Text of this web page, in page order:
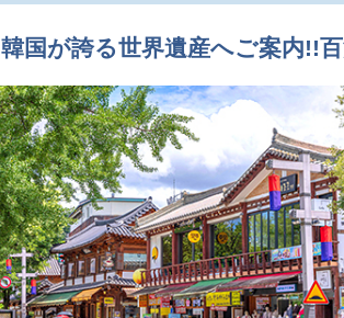
韓国が誇る世界遺産へご案内!!